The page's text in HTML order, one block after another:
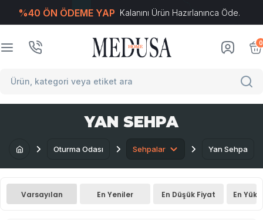
%40 ÖN ÖDEME YAP Kalanını Ürün Hazırlanınca Öde.
0
YAN SEHPA
Oturma Odası Sehpalar Yan Sehpa
Varsayılan En Yeniler En Düşük Fiyat En
T-Soft E-Ticaret Sistemleriyle Hazırlanmıştır.